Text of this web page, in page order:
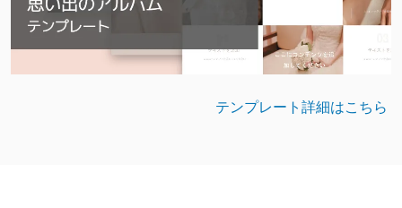
テンプレート詳細はこちら